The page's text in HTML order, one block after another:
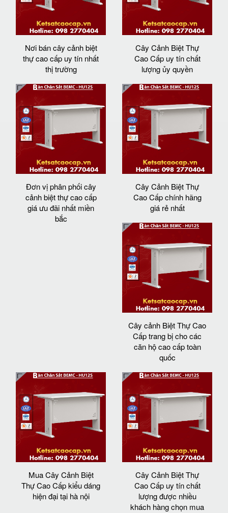
Nơi bán cây cảnh biệt
thự cao cấp uy tín nhất
thị trường
Cây Cảnh Biệt Thự
Cao Cấp uy tín chất
lượng ủy quyền
Đơn vị phân phối cây
cảnh biệt thự cao cấp
giá ưu đãi nhất miền
bắc
Cây Cảnh Biệt Thự
Cao Cấp chính hãng
giá rẻ nhất
Cây cảnh Biệt Thự Cao
Cấp trang bị cho các
căn hộ cao cấp toàn
quốc
Mua Cây Cảnh Biệt
Thự Cao Cấp kiểu dáng
hiện đại tại hà nội
Cây Cảnh Biệt Thự
Cao Cấp uy tín chất
lượng được nhiều
khách hàng chọn mua